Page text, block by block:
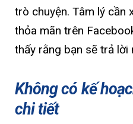
trò chuyện. Tâm lý cần
thỏa mãn trên
thấy rằng bạn sẽ trả lời
Không có kế
chi tiết